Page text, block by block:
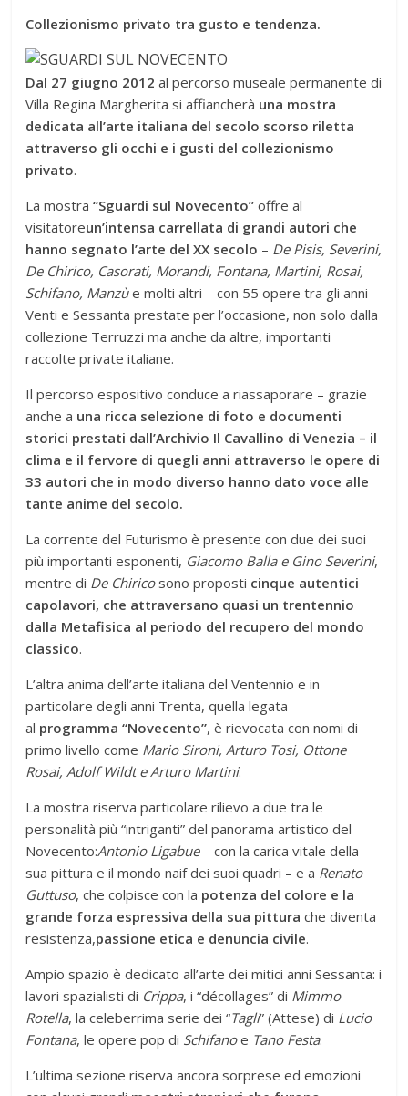
Collezionismo privato tra gusto e tendenza.
Dal 27 giugno 2012 al percorso museale permanente di
Villa Regina Margherita si affiancherà una mostra
dedicata all’arte italiana del secolo scorso riletta
attraverso gli occhi e i gusti del collezionismo
privato.
La mostra“Sguardi sul Novecento”offre al
visitatoreun’intensa carrellata di grandi autori che
hanno segnato l’arte del XX secolo – De Pisis, Severini,
De Chirico, Casorati, Morandi, Fontana, Martini, Rosai,
Schifano, Manzùe molti altri – con 55 opere tra gli anni
Venti e Sessanta prestate per l’occasione, non solo dalla
collezione Terruzzi ma anche da altre, importanti
raccolte private italiane.
Il percorso espositivo conduce a riassaporare – grazie
anche a una ricca selezione di foto e documenti
storici prestati dall’Archivio Il Cavallino di Venezia – il
clima e il fervore di quegli anni attraverso le opere di
33 autori che in modo diverso hanno dato voce alle
tante anime del secolo.
La corrente del Futurismo è presente con due dei suoi
più importanti esponenti, Giacomo Balla e Gino Severini,
mentre di De Chiricosono proposti cinque autentici
capolavori, che attraversano quasi un trentennio
dalla Metafisica al periodo del recupero del mondo
classico.
L’altra anima dell’arte italiana del Ventennio e in
particolare degli anni Trenta, quella legata
al programma “Novecento”, è rievocata con nomi di
primo livello come Mario Sironi, Arturo Tosi, Ottone
Rosai, Adolf Wildt e Arturo Martini.
La mostra riserva particolare rilievo a due tra le
personalità più “intriganti” del panorama artistico del
Novecento:Antonio Ligabue– con la carica vitale della
sua pittura e il mondo naif dei suoi quadri – e a Renato
Guttuso, che colpisce con la potenza del colore e la
grande forza espressiva della sua pittura che diventa
resistenza,passione etica e denuncia civile.
Ampio spazio è dedicato all’arte dei mitici anni Sessanta: i
lavori spazialisti di Crippa, i “décollages” di Mimmo
Rotella, la celeberrima serie dei “Tagli” (Attese) di Lucio
Fontana, le opere pop di Schifanoe Tano Festa.
L’ultima sezione riserva ancora sorprese ed emozioni